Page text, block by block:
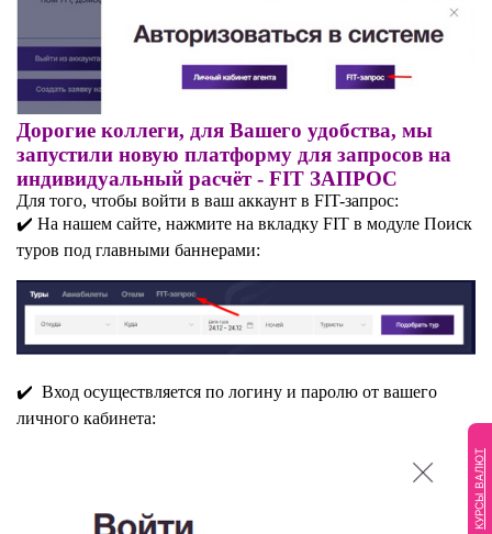
Дорогие коллеги, для Вашего удобства, мы
запустили новую платформу для запросов на
индивидуальный расчёт - FIT ЗАПРОС
Для того, чтобы войти в ваш аккаунт в FIT-запрос:
✔️ На нашем сайте, нажмите на вкладку FIT в модуле Поиск
туров под главными баннерами:
✔️ Вход осуществляется по логину и паролю от вашего
личного кабинета:
КУРСЫ ВАЛЮТ